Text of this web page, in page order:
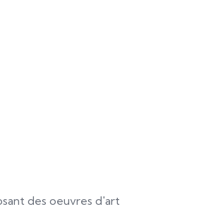
des oeuvres d'art